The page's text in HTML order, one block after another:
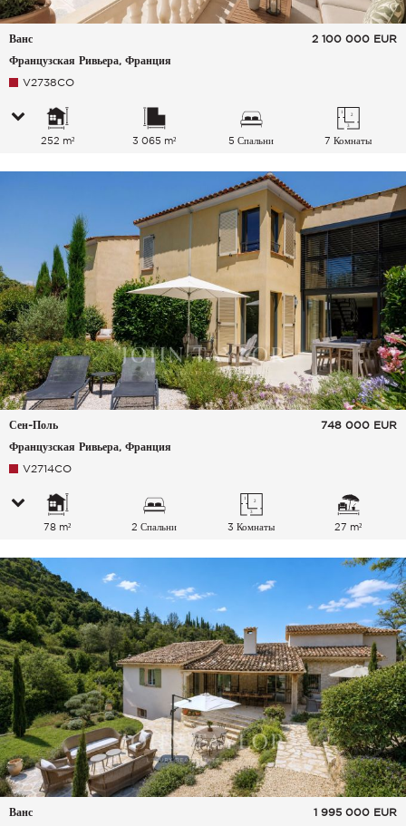
Ванс
Французская Ривьера, Франция
2 100 000 EUR
V2738CO
252 m² 3 065 m² 5 Спальни 7 Комнаты
Сен-Поль
Французская Ривьера, Франция
748 000 EUR
V2714CO
78 m² 2 Спальни 3 Комнаты 27 m²
Ванс
1 995 000 EUR